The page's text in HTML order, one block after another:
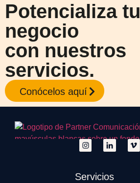
Potencializa tu
negocio
con nuestros
servicios.
Conócelos aquí
Servicios